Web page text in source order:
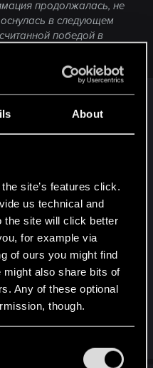
About
site’s features click.
us technical and
the site will click better
for example via
of ours you might find
also share bits of
Any of these optional
though.
them in the
продолжалась, не
в следующем
победой в
баг случился.
и остаётся
совсем (см.
остался на
из карт в руке,
Игра
всё-таки вышел
мой скрин, так что